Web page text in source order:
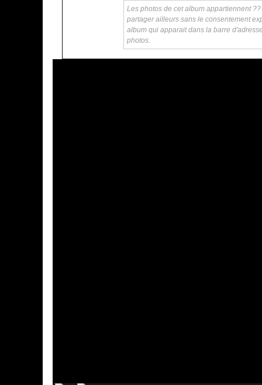
Les photos de cet album appartiennent
partager ailleurs sans le consentement
album qui apparait dans la barre
photos.